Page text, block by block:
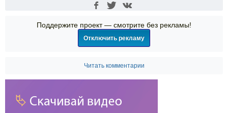
Поддержите проект — смотрите без рекламы!
Отключить рекламу
Читать комментарии